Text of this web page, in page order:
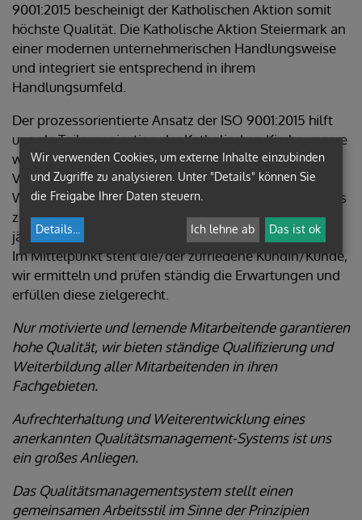
9001:2015 bescheinigt der Katholischen Aktion somit
höchste Qualität. Die Katholische Aktion Steiermark an
einer modernen unternehmerischen Handlungsweise
und integriert sie entsprechend in ihrem
Handlungsumfeld.
Der prozessorientierte Ansatz der ISO 9001:2015 hilft
uns als Teilorganisation der Katholischen Kirche unsere
wesentlichen Aufgaben (Betreuung der Pfarrgruppen,
Veranstaltungsorganisation, Aus- und
Weiterbildung….) in den Mittelpunkt unseres Handelns
zu stellen. Die Katholische Aktion Steiermark wird
jährlich extern auditiert.
Im Mittelpunkt steht die/der zufriedene Kundin/Kunde,
wir ermitteln und prüfen ständig die Erwartungen und
erfüllen diese zielgerecht.
Nur motivierte und lernende Mitarbeitende garantieren
hohe Qualität, wir bieten ständige Qualifizierung und
Weiterbildung aller Mitarbeitenden in ihren
Fachgebieten.
Aufrechterhaltung und Weiterentwicklung eines
anerkannten Qualitätsmanagement-Systems ist uns
ein großes Anliegen.
Das Qualitätsmanagementsystem stellt einen
gemeinsamen Arbeitsstil im Sinne der Prinzipien
Wir verwenden Cookies, um externe Inhalte einzubinden
und Zugriffe zu analysieren. Unter "Details" können Sie
die Freigabe Ihrer Daten steuern.
Details Ich lehne ab Das ist ok